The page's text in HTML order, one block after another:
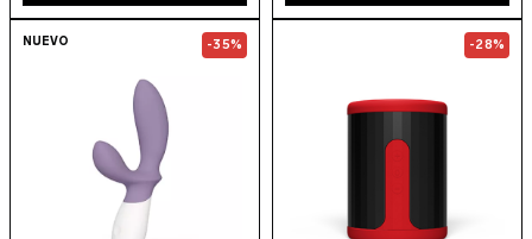
Go to theLOKI Wave™ 2
NUEVO -35% Go to the-28%